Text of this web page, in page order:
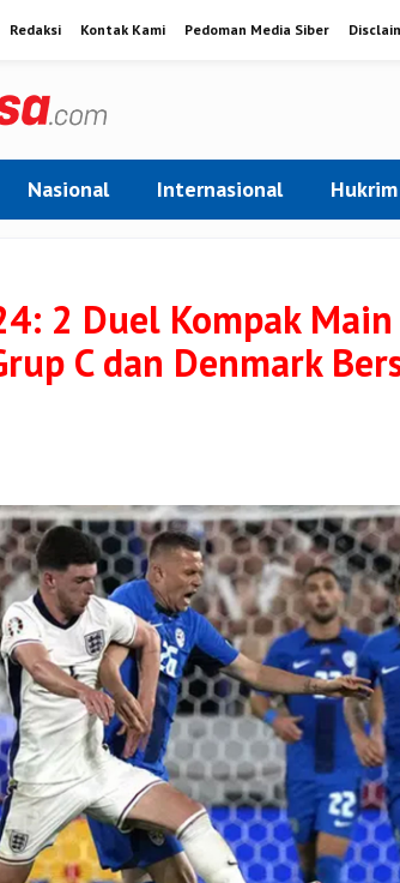
Redaksi Kontak Kami Pedoman Media Siber
Nasional Internasional Hukrim
2 Duel Kompak Main
C dan Denmark